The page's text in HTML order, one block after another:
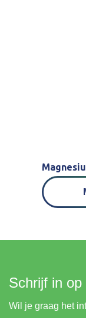
Schrijf in
Wil je graag het